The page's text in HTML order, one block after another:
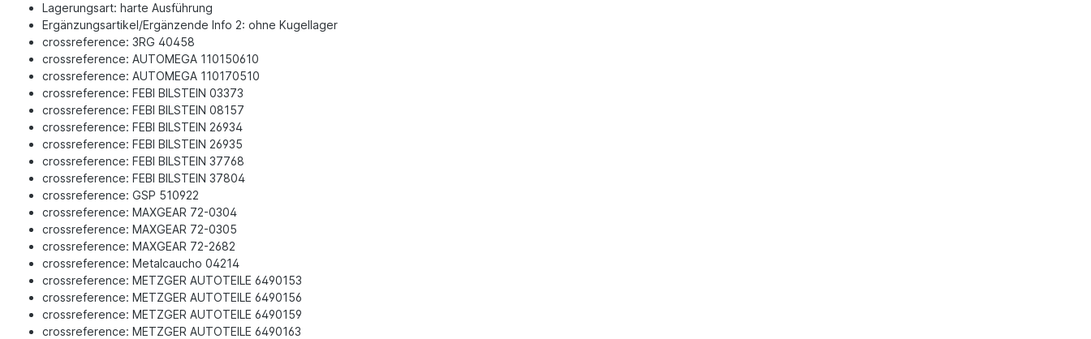
Lagerungsart: harte Ausführung
Ergänzungsartikel/Ergänzende Info 2: ohne Kugellager
crossreference: 3RG 40458
crossreference: AUTOMEGA 110150610
crossreference: AUTOMEGA 110170510
crossreference: FEBI BILSTEIN 03373
crossreference: FEBI BILSTEIN 08157
crossreference: FEBI BILSTEIN 26934
crossreference: FEBI BILSTEIN 26935
crossreference: FEBI BILSTEIN 37768
crossreference: FEBI BILSTEIN 37804
crossreference: GSP 510922
crossreference: MAXGEAR 72-0304
crossreference: MAXGEAR 72-0305
crossreference: MAXGEAR 72-2682
crossreference: Metalcaucho 04214
crossreference: METZGER AUTOTEILE 6490153
crossreference: METZGER AUTOTEILE 6490156
crossreference: METZGER AUTOTEILE 6490159
crossreference: METZGER AUTOTEILE 6490163